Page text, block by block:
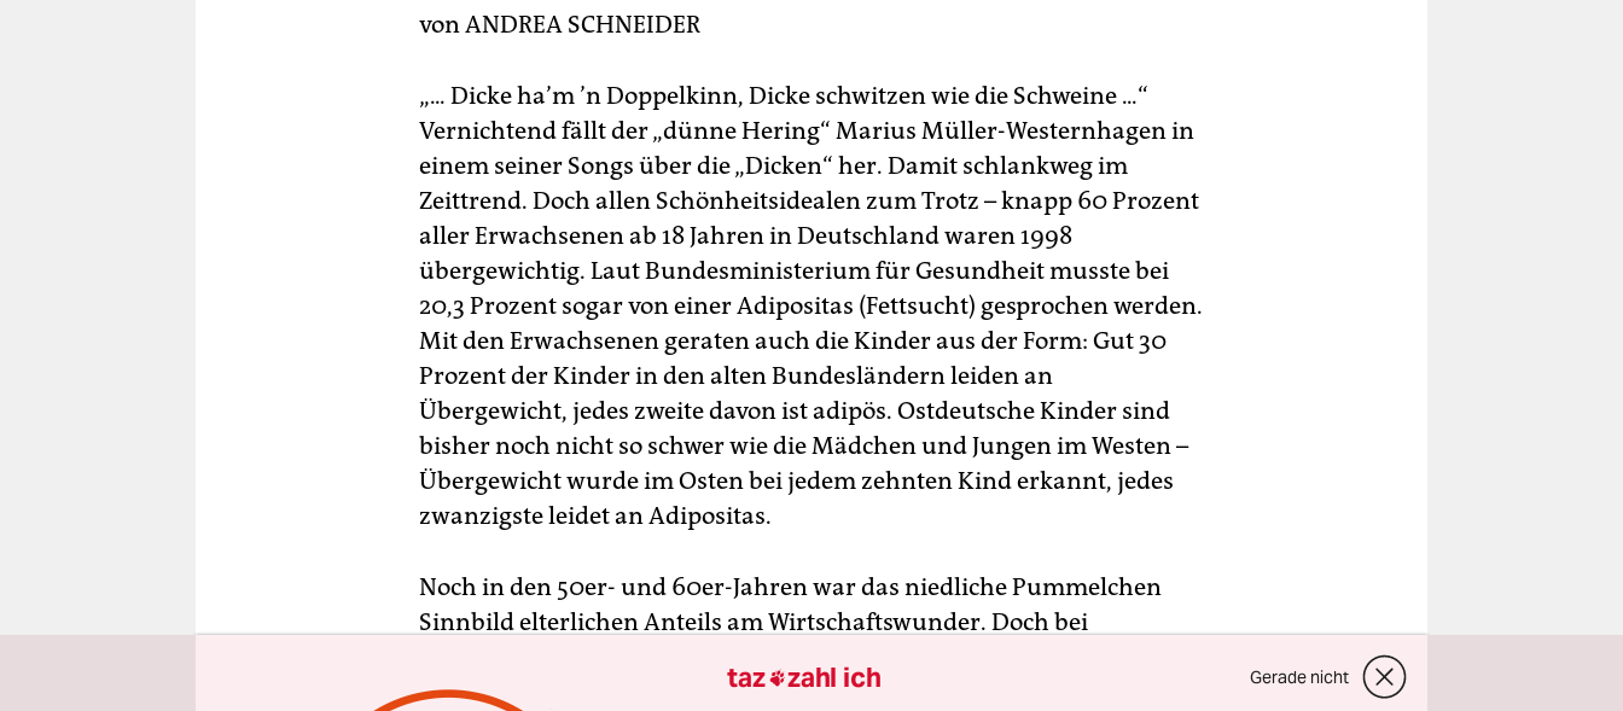
vonANDREA SCHNEIDER
„... Dicke ha’m ’n Doppelkinn, Dicke schwitzen wie die Schweine ...“
Vernichtend fällt der „dünne Hering“ Marius Müller-Westernhagen in
einem seiner Songs über die „Dicken“ her. Damit schlankweg im
Zeittrend. Doch allen Schönheitsidealen zum Trotz – knapp 60 Prozent
aller Erwachsenen ab 18 Jahren in Deutschland waren 1998
übergewichtig. Laut Bundesministerium für Gesundheit musste bei
20,3 Prozent sogar von einer Adipositas (Fettsucht) gesprochen werden.
Mit den Erwachsenen geraten auch die Kinder aus der Form: Gut 30
Prozent der Kinder in den alten Bundesländern leiden an
Übergewicht, jedes zweite davon ist adipös. Ostdeutsche Kinder sind
bisher noch nicht so schwer wie die Mädchen und Jungen im Westen –
Übergewicht wurde im Osten bei jedem zehnten Kind erkannt, jedes
zwanzigste leidet an Adipositas.
Noch in den 50er- und 60er-Jahren war das niedliche Pummelchen
Sinnbild elterlichen Anteils am Wirtschaftswunder. Doch bei
Statussymbol für persönlichen Erfolg, sondern um knallharte
taz zahl ich Gerade nicht